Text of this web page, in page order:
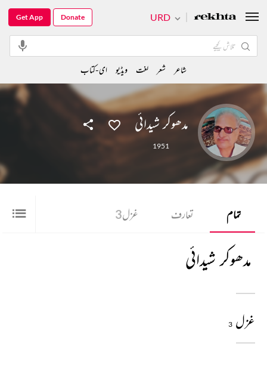
مدھوکر شیدائی
1951
تمام تعارف غزل3
مدھوکر شیدائی
غزل 3
URD
Get App Donate
شاعر شعر لغت ویڈیو ای-کتاب